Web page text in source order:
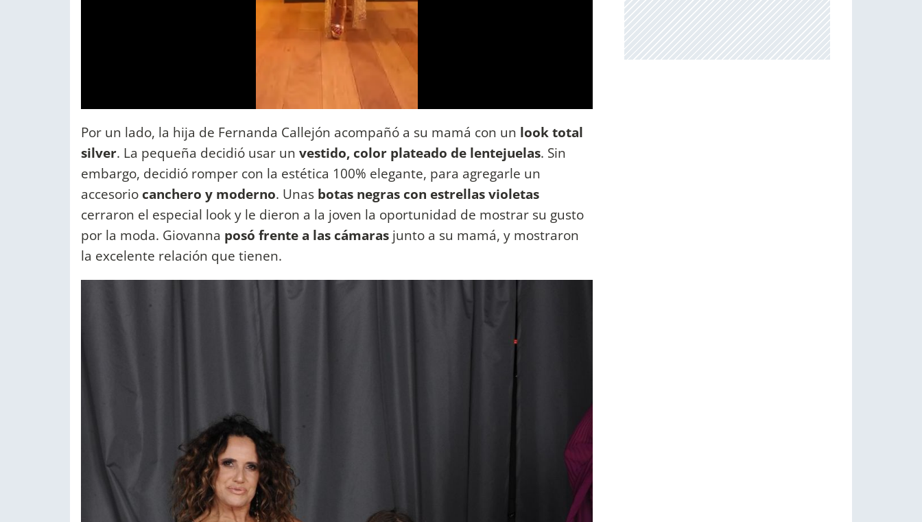
Por un lado, la hija de Fernanda Callejón acompañó a su mamá con un look total
silver. La pequeña decidió usar un vestido, color plateado de lentejuelas. Sin
embargo, decidió romper con la estética 100% elegante, para agregarle un
accesorio canchero y moderno. Unas botas negras con estrellas violetas
cerraron el especial look y le dieron a la joven la oportunidad de mostrar su gusto
por la moda. Giovanna posó frente a las cámaras junto a su mamá, y mostraron
la excelente relación que tienen.